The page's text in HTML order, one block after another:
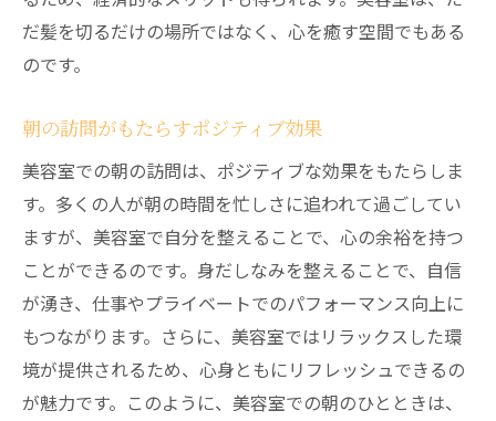
だ髪を切るだけの場所ではなく、心を癒す空間でもある
のです。
朝の訪問がもたらすポジティブ効果
美容室での朝の訪問は、ポジティブな効果をもたらしま
す。多くの人が朝の時間を忙しさに追われて過ごしてい
ますが、美容室で自分を整えることで、心の余裕を持つ
ことができるのです。身だしなみを整えることで、自信
が湧き、仕事やプライベートでのパフォーマンス向上に
もつながります。さらに、美容室ではリラックスした環
境が提供されるため、心身ともにリフレッシュできるの
が魅力です。このように、美容室での朝のひとときは、